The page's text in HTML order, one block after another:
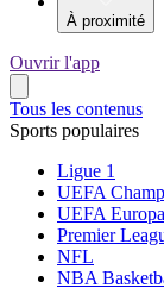
À proximité
Ouvrir l'app
Tous les contenus
Sports populaires
Ligue 1
UEFA
UEFA
Premier
NFL
NBA